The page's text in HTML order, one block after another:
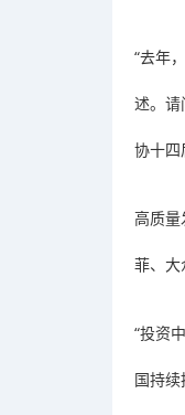
“去年
述。请
协十四
高质量
菲、大
“投资
国持